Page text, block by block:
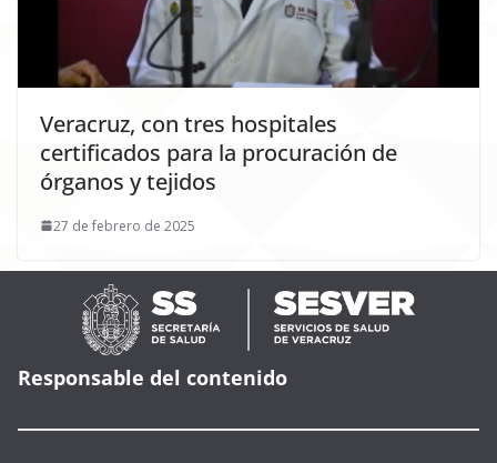
Veracruz, con tres hospitales
certificados para la procuración de
órganos y tejidos
27 de febrero de 2025
Responsable del contenido